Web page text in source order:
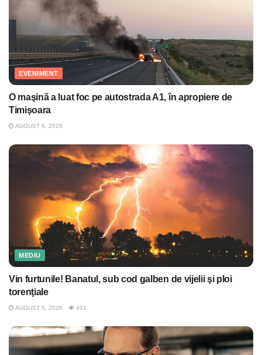
EVENIMENT
O maşină a luat foc pe autostrada A1, în apropiere de
Timişoara
AUGUST 6, 2026
MEDIU
Vin furtunile! Banatul, sub cod galben de vijelii şi ploi
torenţiale
AUGUST 5, 2026 431